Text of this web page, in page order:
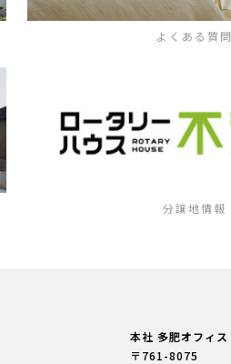
よくある質問
分譲地情報
本社 多肥オフィス
〒761-8075